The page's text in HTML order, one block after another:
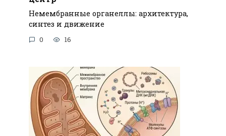
Немембранные органеллы: архитектура,
синтез и движение
0 16